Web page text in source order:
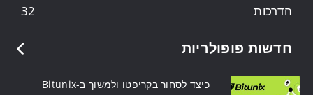
32
הדרכות
חדשות פופולריות
כיצד לסחור בקריפטו ולמשוך ב-Bitunix